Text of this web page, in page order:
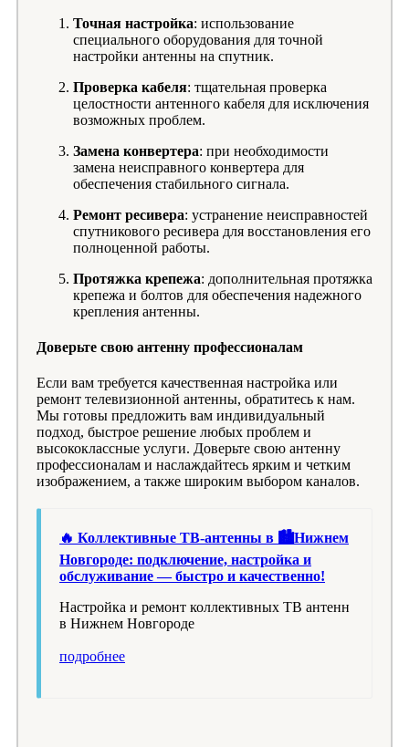
Точная настройка: использование
специального оборудования для точной
настройки антенны на спутник.
Проверка кабеля: тщательная проверка
целостности антенного кабеля для исключения
возможных проблем.
Замена конвертера: при необходимости
замена неисправного конвертера для
обеспечения стабильного сигнала.
Ремонт ресивера: устранение неисправностей
спутникового ресивера для восстановления его
полноценной работы.
Протяжка крепежа: дополнительная протяжка
крепежа и болтов для обеспечения надежного
крепления антенны.
Доверьте свою антенну профессионалам
Если вам требуется качественная настройка или
ремонт телевизионной антенны, обратитесь к нам.
Мы готовы предложить вам индивидуальный
подход, быстрое решение любых проблем и
высококлассные услуги. Доверьте свою антенну
профессионалам и наслаждайтесь ярким и четким
изображением, а также широким выбором каналов.
🔥 Коллективные ТВ-антенны в 🏙️Нижнем
Новгороде: подключение, настройка и
обслуживание — быстро и качественно!
Настройка и ремонт коллективных ТВ антенн
в Нижнем Новгороде
подробнее